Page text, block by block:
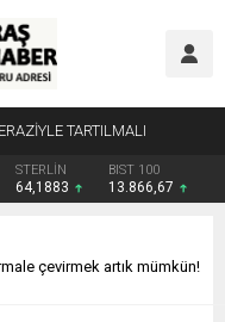
STERLİN
64,1883
BIST 100
13.866,67
çevirmek artık mümkün!